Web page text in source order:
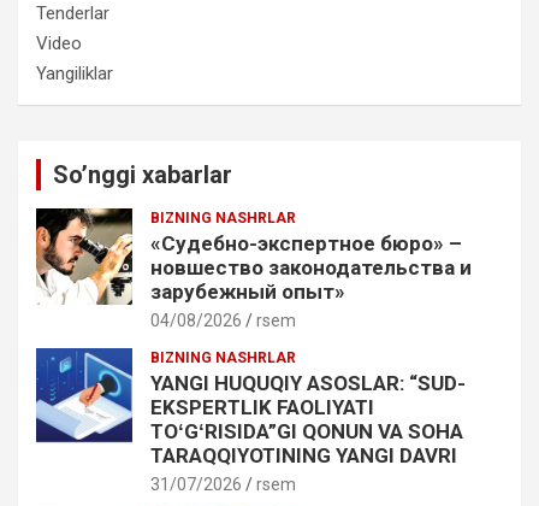
Tenderlar
Video
Yangiliklar
So’nggi xabarlar
BIZNING NASHRLAR
«Судебно-экспертное бюро» –
новшество законодательства и
зарубежный опыт»
04/08/2026 rsem
BIZNING NASHRLAR
YANGI HUQUQIY ASOSLAR: “SUD-
EKSPERTLIK FAOLIYATI
TOʻGʻRISIDA”GI QONUN VA SOHA
TARAQQIYOTINING YANGI DAVRI
31/07/2026 rsem